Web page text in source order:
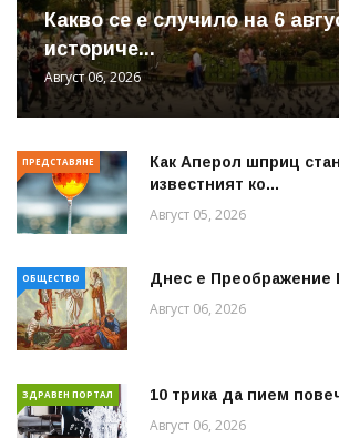
Какво се е случило на 6
историче...
Август 06, 2026
ПРЕДСТАВЯНЕ
Как Аперол шприц
известният ко...
Август 05, 2026
ОБЩЕСТВО Днес е Преображение
Август 06, 2026
ЗДРАВЕН ПОРТАЛ 10 трика да пием
Август 06, 2026